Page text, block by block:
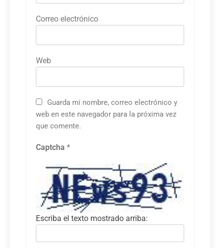
Correo electrónico
Web
Guarda mi nombre, correo electrónico y
web en este navegador para la próxima vez
que comente.
Captcha *
Escriba el texto mostrado arriba: